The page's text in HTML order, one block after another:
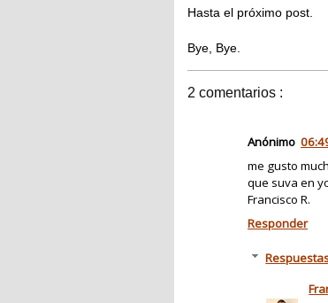
Hasta el próximo post.
Bye, Bye.
2 comentarios :
Anónimo
me gusto
que suva en
Francisco R.
Responder